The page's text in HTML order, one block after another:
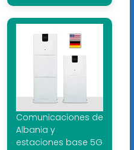
Comunicaciones de
Albania y
estaciones base 5G